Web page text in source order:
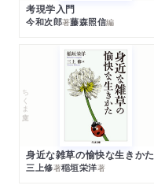
考現学入門
今和次郎著藤森照信編
ちくま文庫
身近な雑草の愉快な生きかた
三上修著稲垣栄洋著